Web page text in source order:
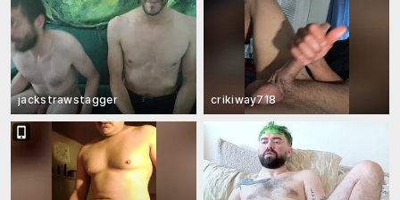
jackstrawstagger crikiway718